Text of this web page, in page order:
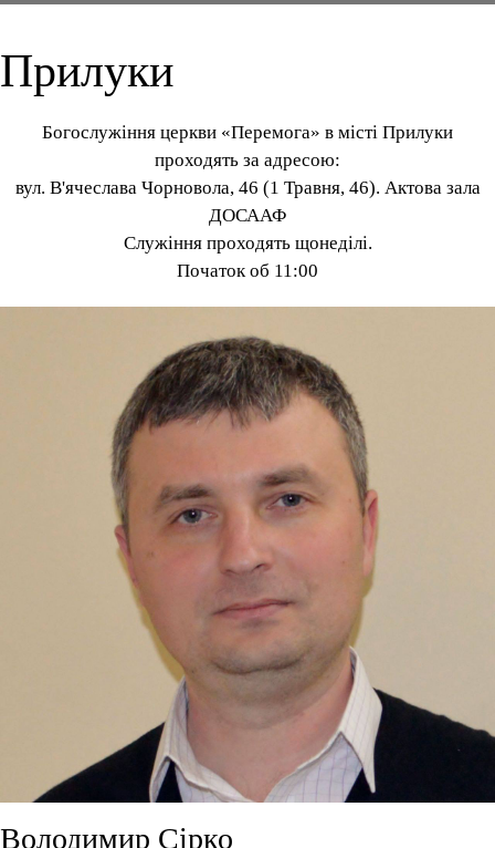
Прилуки
Богослужіння церкви «Перемога» в місті Прилуки
проходять за адресою:
вул. В'ячеслава Чорновола, 46 (1 Травня, 46). Актова зала
ДОСААФ
Служіння проходять щонеділі.
Початок об 11:00
Володимир Сірко